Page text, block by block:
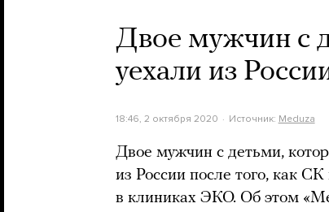
Двое мужчин с
уехали из
18:46, 2 октября 2020 Источник: Meduza
Двое мужчин с детьми,
из России после того, как
в клиниках ЭКО. Об этом